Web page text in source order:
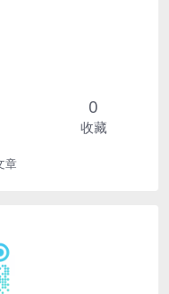
0
收藏
章